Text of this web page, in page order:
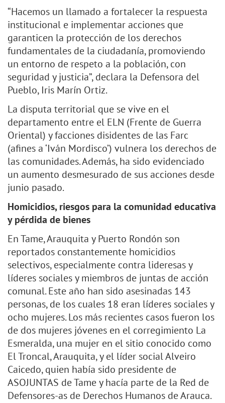
“Hacemos un llamado a fortalecer la respuesta
institucional e implementar acciones que
garanticen la protección de los derechos
fundamentales de la ciudadanía, promoviendo
un entorno de respeto a la población, con
seguridad y justicia”, declara la Defensora del
Pueblo, Iris Marín Ortiz.
La disputa territorial que se vive en el
departamento entre el ELN (Frente de Guerra
Oriental) y facciones disidentes de las Farc
(afines a ‘Iván Mordisco’) vulnera los derechos de
las comunidades. Además, ha sido evidenciado
un aumento desmesurado de sus acciones desde
junio pasado.
Homicidios, riesgos para la comunidad educativa
y pérdida de bienes
En Tame, Arauquita y Puerto Rondón son
reportados constantemente homicidios
selectivos, especialmente contra lideresas y
líderes sociales y miembros de juntas de acción
comunal. Este año han sido asesinadas 143
personas, de los cuales 18 eran líderes sociales y
ocho mujeres. Los más recientes casos fueron los
de dos mujeres jóvenes en el corregimiento La
Esmeralda, una mujer en el sitio conocido como
El Troncal, Arauquita, y el líder social Alveiro
Caicedo, quien había sido presidente de
ASOJUNTAS de Tame y hacía parte de la Red de
Defensores-as de Derechos Humanos de Arauca.